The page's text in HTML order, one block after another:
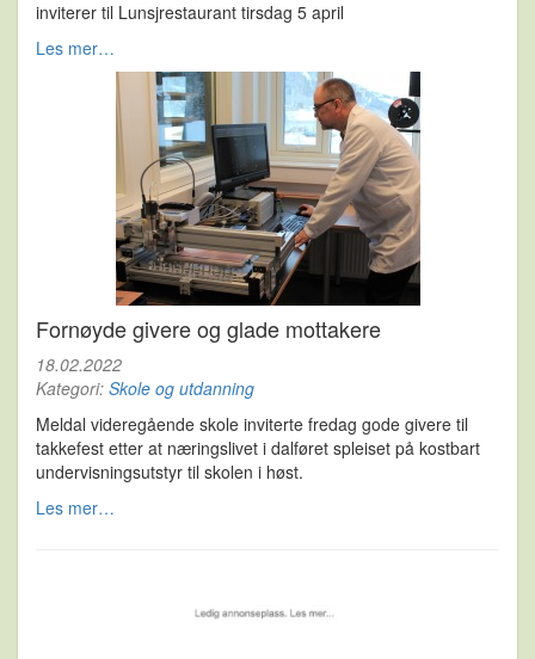
inviterer til Lunsjrestaurant tirsdag 5 april
Les mer…
Fornøyde givere og glade mottakere
18.02.2022
Kategori: Skole og utdanning
Meldal videregående skole inviterte fredag gode givere til
takkefest etter at næringslivet i dalføret spleiset på kostbart
undervisningsutstyr til skolen i høst.
Les mer…